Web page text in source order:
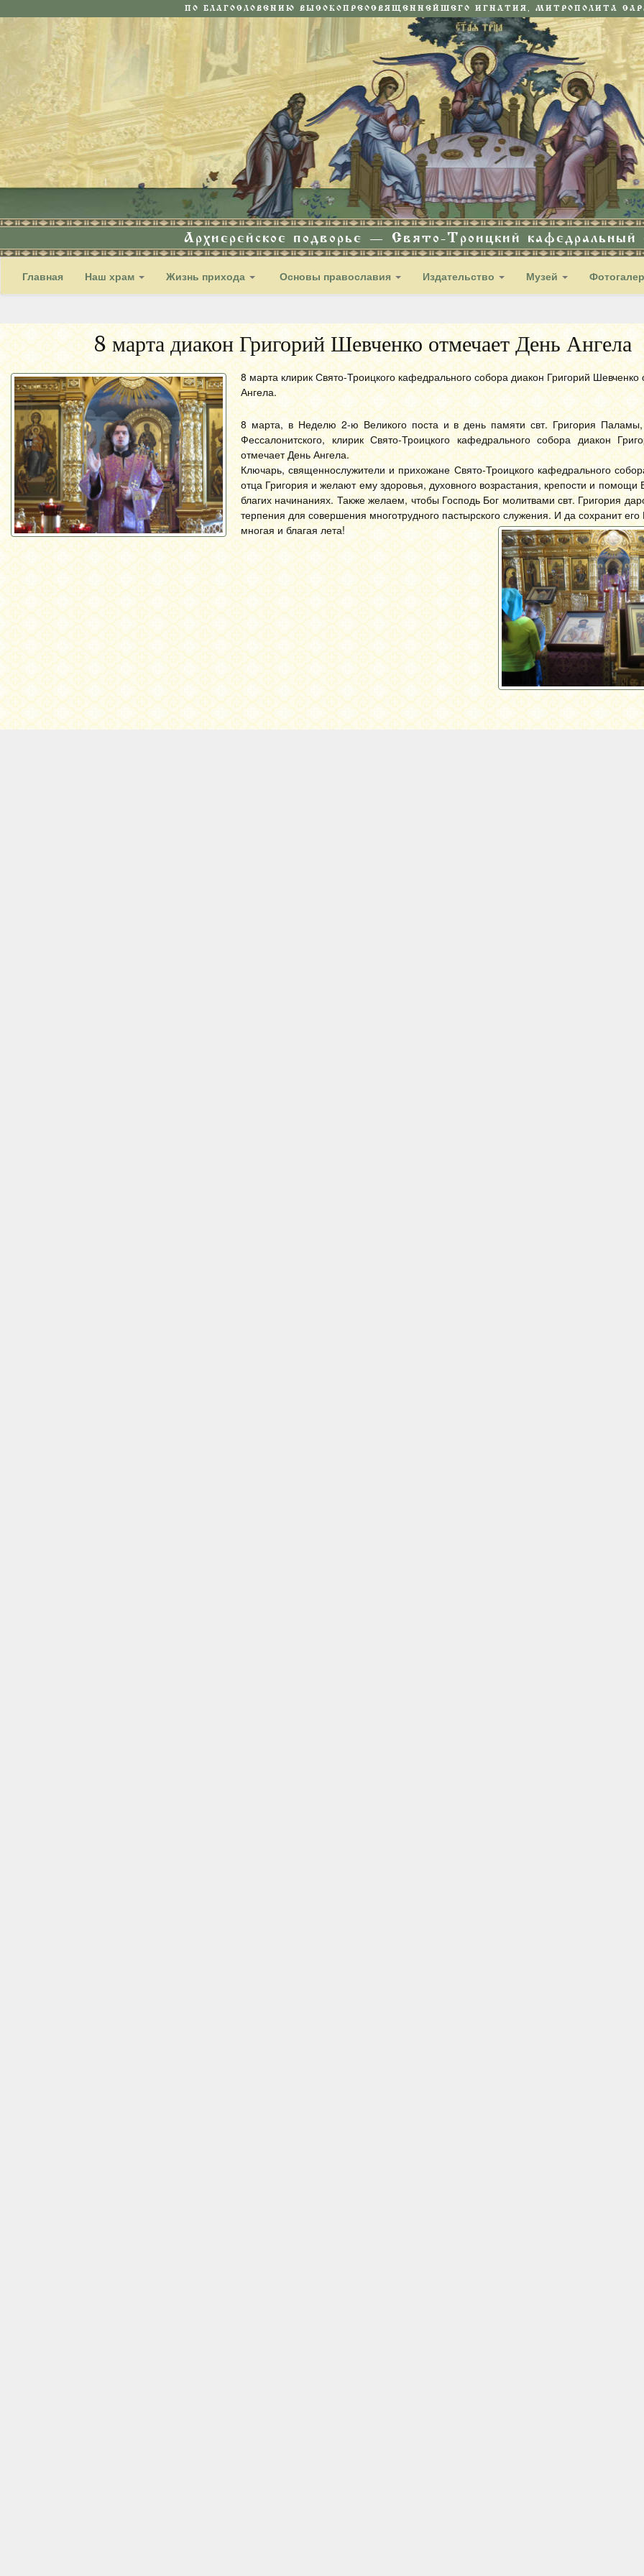
ПО БЛАГОСЛОВЕНИЮ ВЫСОКОПРЕОСВЯЩЕННЕЙШЕГО ИГНАТИЯ, МИТРОПОЛИТА
Архиерейское подворье — Свято-Троицкий кафедральный
Главная Наш храм Жизнь прихода Основы православия Издательство Музей
8 марта диакон Григорий Шевченко отмечает День Ангела
8 марта клирик Свято-Троицкого кафедрального собора диакон Григорий Шевченко
Ангела.
8 марта, в Неделю 2-ю Великого поста и в день памяти свт. Григория Паламы,
Фессалонитского, клирик Свято-Троицкого кафедрального собора диакон
отмечает День Ангела.
Ключарь, священнослужители и прихожане Свято-Троицкого кафедрального
отца Григория и желают ему здоровья, духовного возрастания, крепости и помощи
благих начинаниях. Также желаем, чтобы Господь Бог молитвами свт. Григория
терпения для совершения многотрудного пастырского служения. И да сохранит его
многая и благая лета!